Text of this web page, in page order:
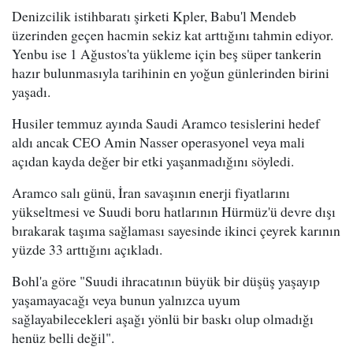
Denizcilik istihbaratı şirketi Kpler, Babu'l Mendeb
üzerinden geçen hacmin sekiz kat arttığını tahmin ediyor.
Yenbu ise 1 Ağustos'ta yükleme için beş süper tankerin
hazır bulunmasıyla tarihinin en yoğun günlerinden birini
yaşadı.
Husiler temmuz ayında Saudi Aramco tesislerini hedef
aldı ancak CEO Amin Nasser operasyonel veya mali
açıdan kayda değer bir etki yaşanmadığını söyledi.
Aramco salı günü, İran savaşının enerji fiyatlarını
yükseltmesi ve Suudi boru hatlarının Hürmüz'ü devre dışı
bırakarak taşıma sağlaması sayesinde ikinci çeyrek karının
yüzde 33 arttığını açıkladı.
Bohl'a göre "Suudi ihracatının büyük bir düşüş yaşayıp
yaşamayacağı veya bunun yalnızca uyum
sağlayabilecekleri aşağı yönlü bir baskı olup olmadığı
henüz belli değil".